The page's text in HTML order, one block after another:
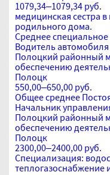
1079,34–1079,34 руб.
медицинская сестра
родильного дома.
Среднее специальное
Водитель автомобиля
Полоцкий районный
обеспечению
Полоцк
550,00–650,00 руб.
Общее среднее
Начальник
Полоцкий районный
обеспечению
Полоцк
2300,00–2400,00 руб.
Специализация:
теплогазоснабжение